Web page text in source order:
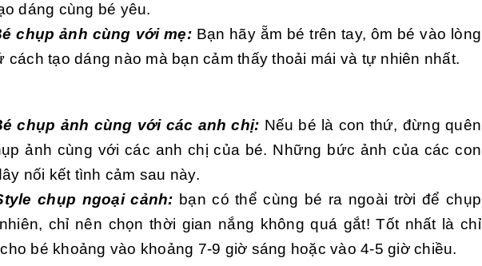
dáng cùng bé yêu.
chụp ảnh cùng với mẹ:Bạn hãy ẵm bé trên tay, ôm bé vào lòng
cách tạo dáng nào mà bạn cảm thấy thoải mái và tự nhiên nhất.
chụp ảnh cùng với các anh chị: Nếu bé là con thứ, đừng quên
ảnh cùng với các anh chị của bé. Những bức ảnh của các con
nối kết tình cảm sau này.
chụp ngoại cảnh: bạn có thể cùng bé ra ngoài trời để chụp
chỉ nên chọn thời gian nắng không quá gắt! Tốt nhất là chỉ
bé khoảng vào khoảng 7-9 giờ sáng hoặc vào 4-5 giờ chiều.